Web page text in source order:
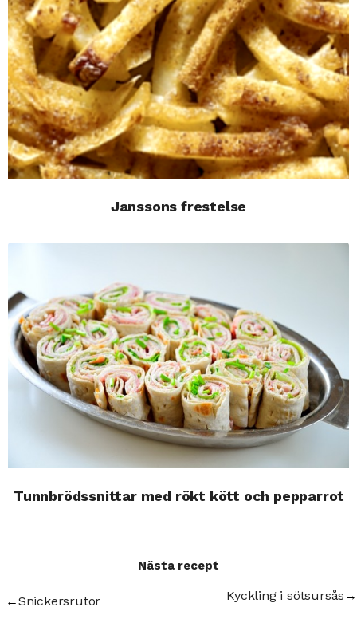
Janssons frestelse
Tunnbrödssnittar med rökt kött och pepparrot
Nästa recept
←Snickersrutor Kyckling i sötsursås →